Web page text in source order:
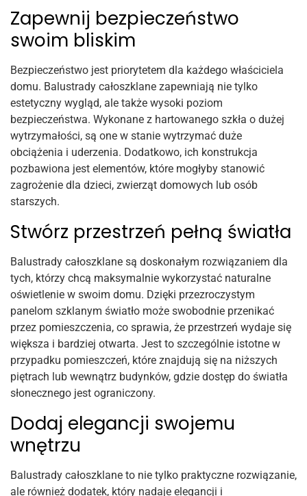
Zapewnij bezpieczeństwo
swoim bliskim
Bezpieczeństwo jest priorytetem dla każdego właściciela
domu. Balustrady całoszklane zapewniają nie tylko
estetyczny wygląd, ale także wysoki poziom
bezpieczeństwa. Wykonane z hartowanego szkła o dużej
wytrzymałości, są one w stanie wytrzymać duże
obciążenia i uderzenia. Dodatkowo, ich konstrukcja
pozbawiona jest elementów, które mogłyby stanowić
zagrożenie dla dzieci, zwierząt domowych lub osób
starszych.
Stwórz przestrzeń pełną światła
Balustrady całoszklane są doskonałym rozwiązaniem dla
tych, którzy chcą maksymalnie wykorzystać naturalne
oświetlenie w swoim domu. Dzięki przezroczystym
panelom szklanym światło może swobodnie przenikać
przez pomieszczenia, co sprawia, że ​​przestrzeń wydaje się
większa i bardziej otwarta. Jest to szczególnie istotne w
przypadku pomieszczeń, które znajdują się na niższych
piętrach lub wewnątrz budynków, gdzie dostęp do światła
słonecznego jest ograniczony.
Dodaj elegancji swojemu
wnętrzu
Balustrady całoszklane to nie tylko praktyczne rozwiązanie,
ale również dodatek, który nadaje elegancji i